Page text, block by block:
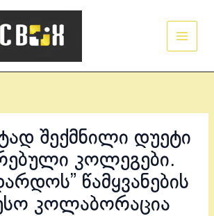
შექმნილი დუეტი
კოლეგები.
წამყვანების
კოლაბორაცია